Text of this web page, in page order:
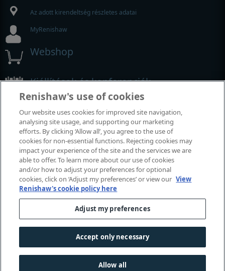
Az adott kirendeltség részletes adatai
MyRenishaw
Webshop
Kiállítások és konferenciák
© 2001–2015 Renishaw plc. Minden jog fenntartva.
Kapcsolat
Hozzáférhetőség
Bizalmas adatkezelés|Süti útmutató
Renishaw's use of cookies
Our website uses cookies for improved site navigation,
analysing site usage, and supporting our marketing
efforts. By clicking ‘Allow all’, you agree to the use of
cookies for non-essential functions. Rejecting cookies may
impact your experience of the site and the services we are
able to offer. To learn more about our use of cookies
and/or how to adjust your preferences for optional
cookies, click on ‘Adjust my preferences’ or view our View
Renishaw's cookie policy here
Adjust my preferences
Accept only necessary
Allow all